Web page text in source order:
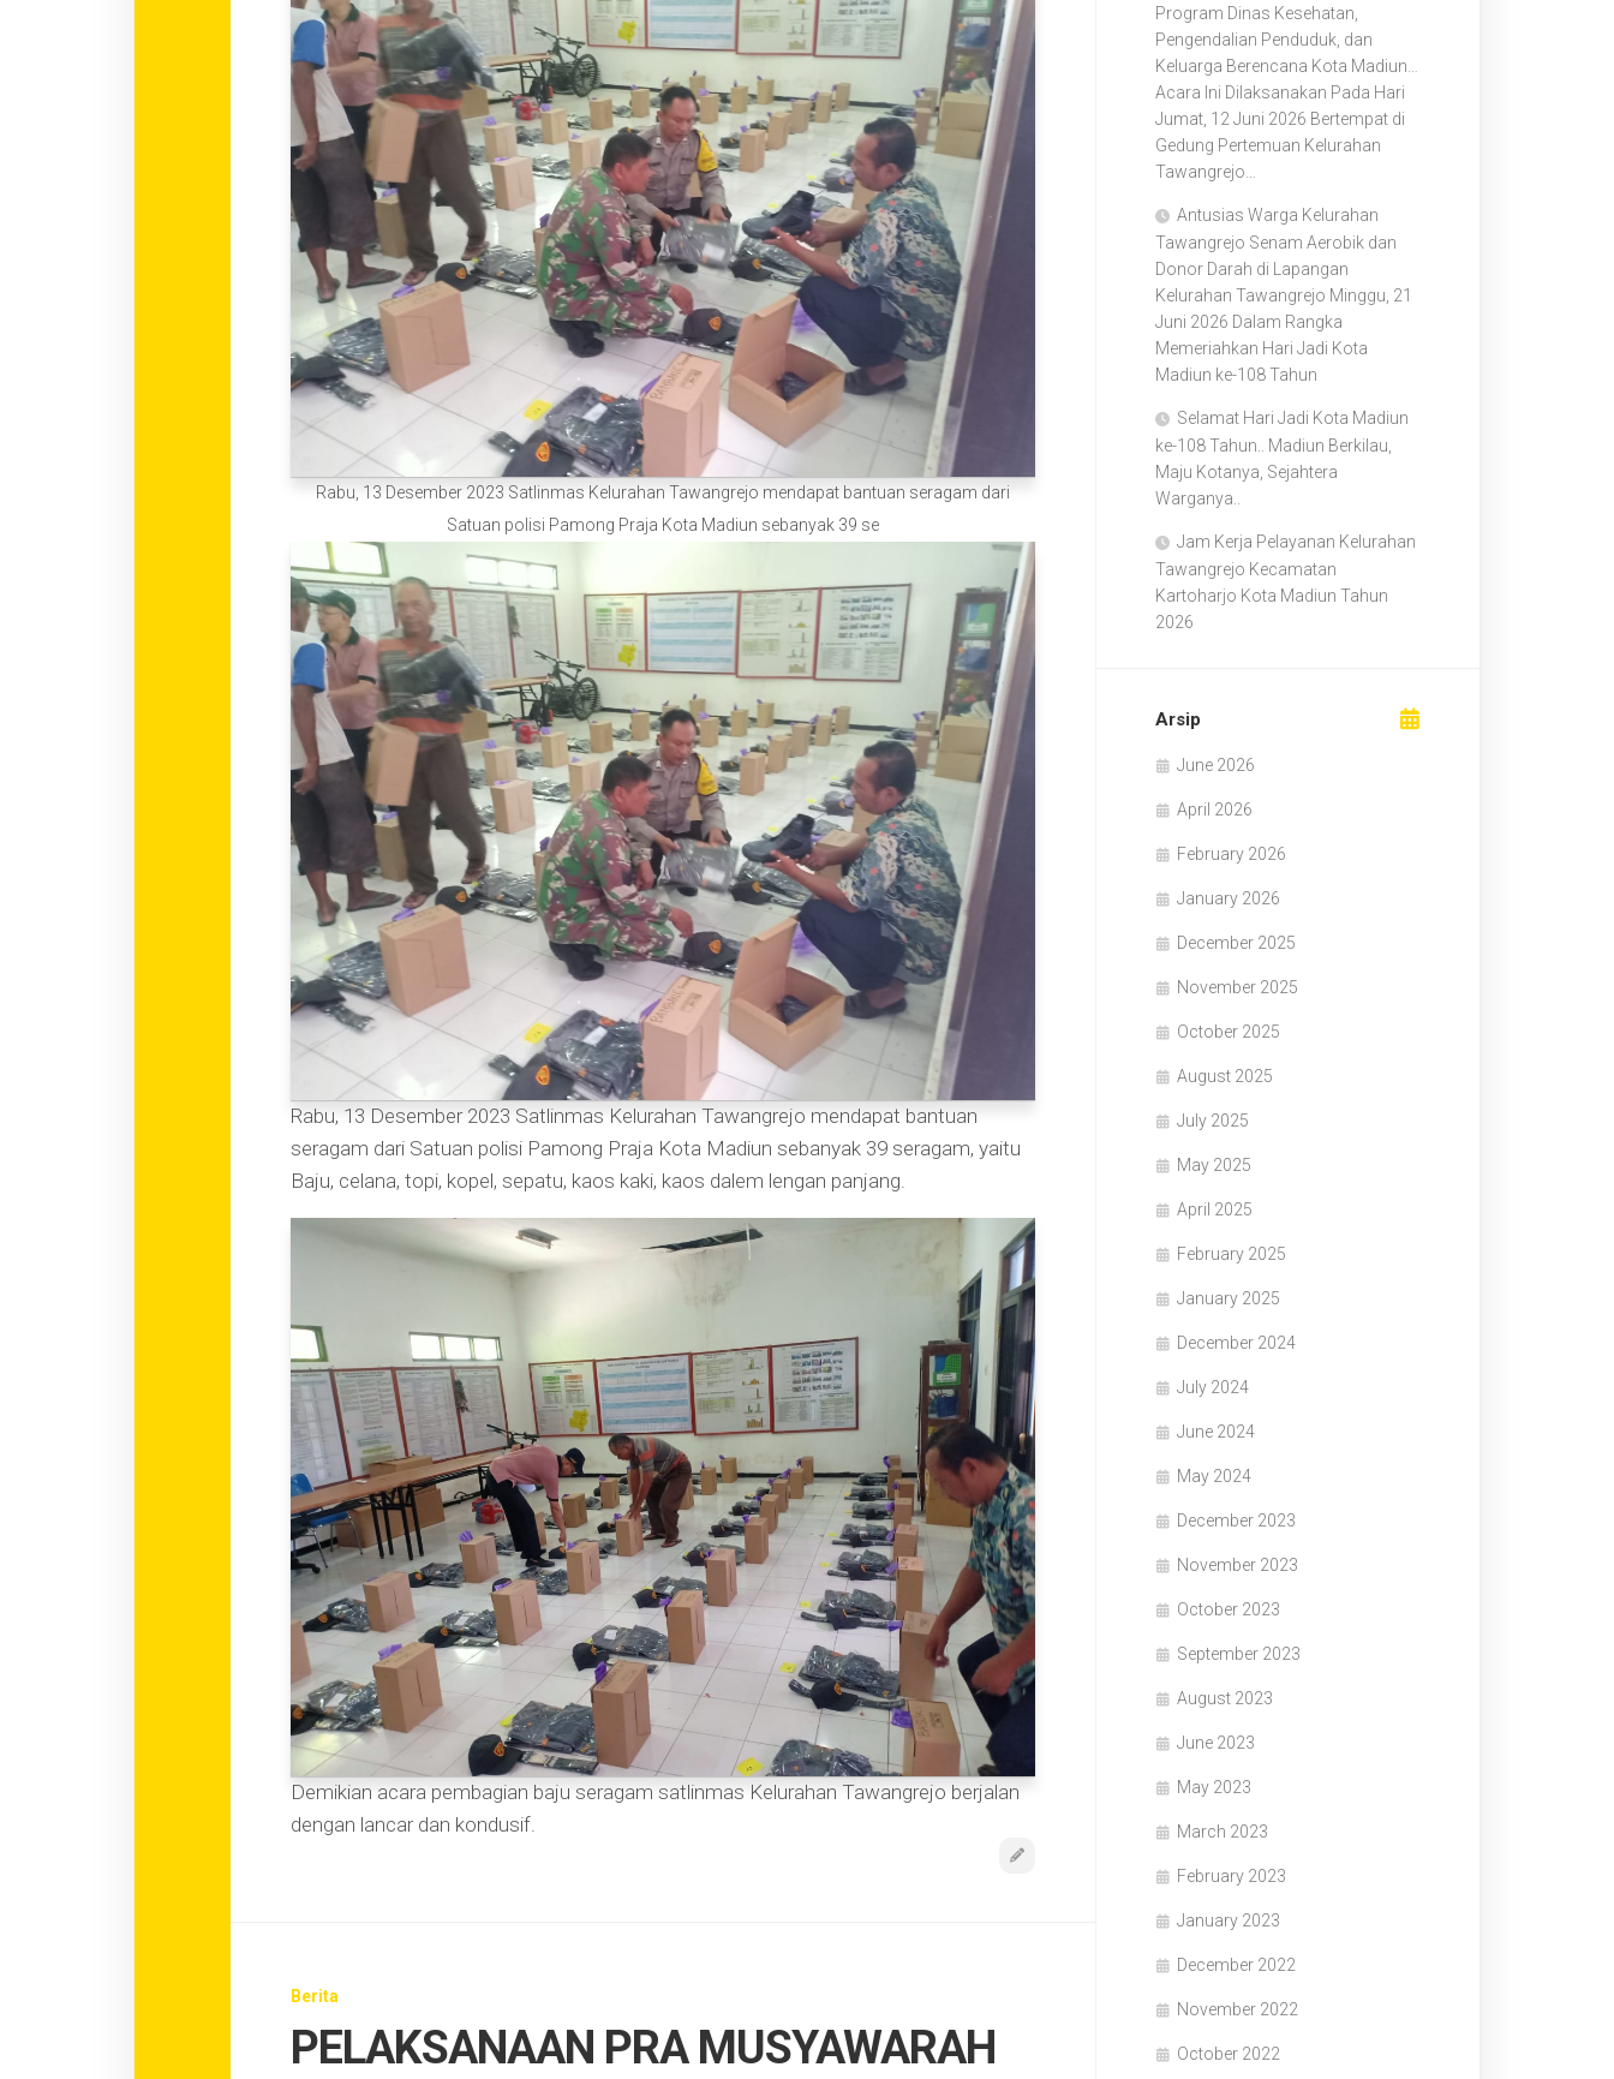
Aspirasi
dan
Pengaduan
Produk
Hukum
Layanan
Publik
Struktur
Kelurahan
Pilangbango
Kelurahan
Sukosari
Rabu, 13 Desember 2023 Satlinmas Kelurahan Tawangrejo mendapat bantuan seragam dari
Satuan polisi Pamong Praja Kota Madiun sebanyak 39 se
Rabu, 13 Desember 2023 Satlinmas Kelurahan Tawangrejo mendapat bantuan
seragam dari Satuan polisi Pamong Praja Kota Madiun sebanyak 39 seragam, yaitu
Baju, celana, topi, kopel, sepatu, kaos kaki, kaos dalem lengan panjang.
Demikian acara pembagian baju seragam satlinmas Kelurahan Tawangrejo berjalan
dengan lancar dan kondusif.
Berita
PELAKSANAAN PRA MUSYAWARAH
Program Dinas Kesehatan,
Pengendalian Penduduk, dan
Keluarga Berencana Kota Madiun…
Acara Ini Dilaksanakan Pada Hari
Jumat, 12 Juni 2026 Bertempat di
Gedung Pertemuan Kelurahan
Tawangrejo…
Antusias Warga Kelurahan
Tawangrejo Senam Aerobik dan
Donor Darah di Lapangan
Kelurahan Tawangrejo Minggu, 21
Juni 2026 Dalam Rangka
Memeriahkan Hari Jadi Kota
Madiun ke-108 Tahun
Selamat Hari Jadi Kota Madiun
ke-108 Tahun.. Madiun Berkilau,
Maju Kotanya, Sejahtera
Warganya..
Jam Kerja Pelayanan Kelurahan
Tawangrejo Kecamatan
Kartoharjo Kota Madiun Tahun
2026
Arsip
June 2026
April 2026
February 2026
January 2026
December 2025
November 2025
October 2025
August 2025
July 2025
May 2025
April 2025
February 2025
January 2025
December 2024
July 2024
June 2024
May 2024
December 2023
November 2023
October 2023
September 2023
August 2023
June 2023
May 2023
March 2023
February 2023
January 2023
December 2022
November 2022
October 2022